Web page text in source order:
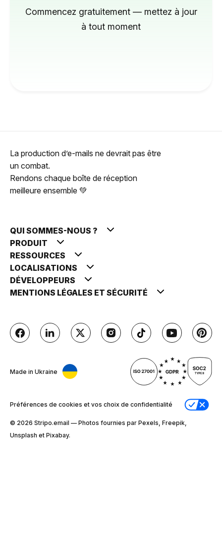
Commencez gratuitement — mettez à jour
à tout moment
La production d’e-mails ne devrait pas être
un combat.
Rendons chaque boîte de réception
meilleure ensemble 💚
QUI SOMMES-NOUS ?
PRODUIT
RESSOURCES
LOCALISATIONS
DÉVELOPPEURS
MENTIONS LÉGALES ET SÉCURITÉ
Made in Ukraine
Préférences de cookies et vos choix de confidentialité
© 2026 Stripо.email — Photos fournies par Pexels, Freepik,
Unsplash et Pixabay.